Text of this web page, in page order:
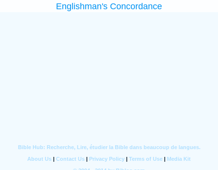
Englishman's Concordance